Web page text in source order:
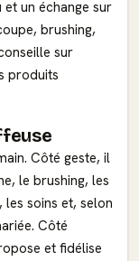
un échange sur
brushing,
sur
produits
Côté geste, il
le brushing, les
soins et, selon
Côté
et fidélise